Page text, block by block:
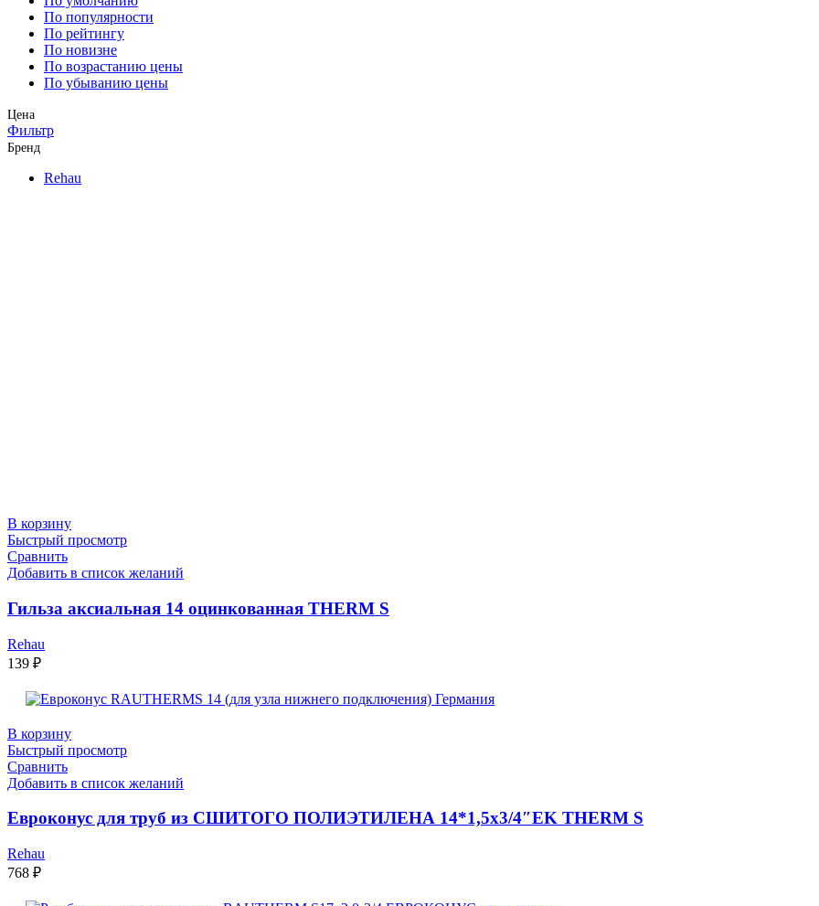
По популярности
По рейтингу
По новизне
По возрастанию цены
По убыванию цены
Цена
Фильтр
Бренд
Rehau
В корзину
Быстрый просмотр
Сравнить
Добавить в список желаний
Гильза аксиальная 14 оцинкованная THERM S
Rehau
139 ₽
В корзину
Быстрый просмотр
Сравнить
Добавить в список желаний
Евроконус для труб из СШИТОГО ПОЛИЭТИЛЕНА 14*1,5х3/4″EK THERM S
Rehau
768 ₽